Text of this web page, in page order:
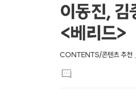
상
컨
텐
츠
본
문
제
이동진, 김
<베리드>
CONTENTS/콘텐츠 추천
문
댓
글